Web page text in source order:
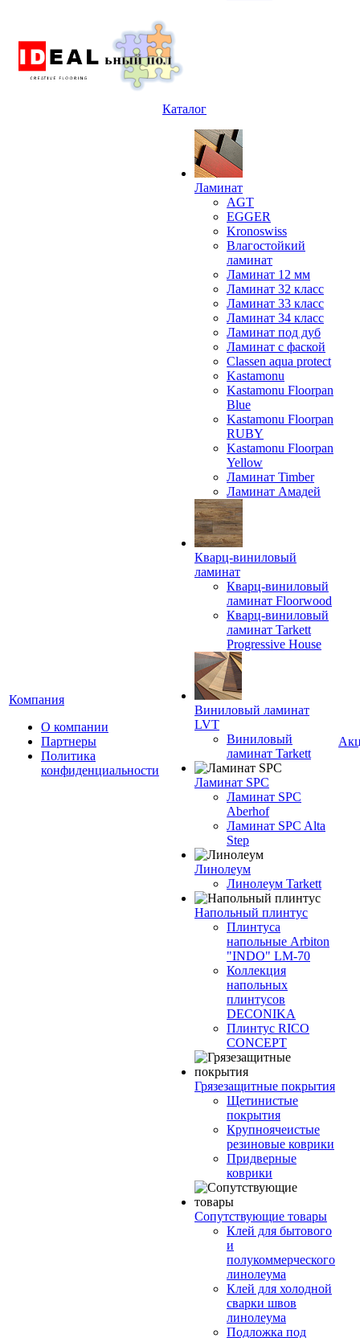
Компания
О компании
Партнеры
Политика
конфиденциальности
Каталог
Ламинат
AGT
EGGER
Kronoswiss
Влагостойкий
ламинат
Ламинат 12 мм
Ламинат 32 класс
Ламинат 33 класс
Ламинат 34 класс
Ламинат под дуб
Ламинат с фаской
Classen aqua protect
Kastamonu
Kastamonu Floorpan
Blue
Kastamonu Floorpan
RUBY
Kastamonu Floorpan
Yellow
Ламинат Timber
Ламинат Амадей
Кварц-виниловый
ламинат
Кварц-виниловый
ламинат Floorwood
Кварц-виниловый
ламинат Tarkett
Progressive House
Виниловый ламинат
LVT
Виниловый
ламинат Tarkett
Ламинат SPC
Ламинат SPC
Aberhof
Ламинат SPC Alta
Step
Линолеум
Линолеум Tarkett
Напольный плинтус
Плинтуса
напольные Arbiton
"INDO" LM-70
Коллекция
напольных
плинтусов
DECONIKA
Плинтус RICO
CONCEPT
Грязезащитные покрытия
Щетинистые
покрытия
Крупноячеистые
резиновые коврики
Придверные
коврики
Сопутствующие товары
Клей для бытового
и
полукоммерческого
линолеума
Клей для холодной
сварки швов
линолеума
Подложка под